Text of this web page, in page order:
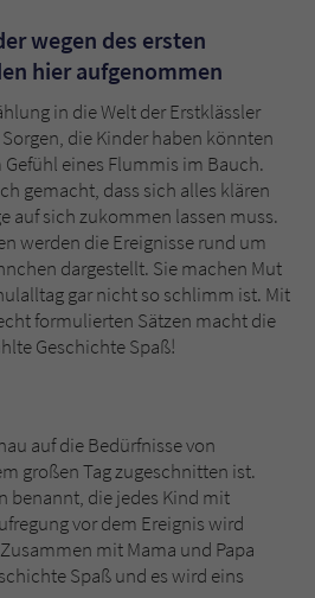
wegen des ersten
hier aufgenommen
in die Welt der Erstklässler
die Kinder haben könnten
eines Flummis im Bauch.
gemacht, dass sich alles klären
auf sich zukommen lassen muss.
werden die Ereignisse rund um
dargestellt. Sie machen Mut
gar nicht so schlimm ist. Mit
formulierten Sätzen macht die
Geschichte Spaß!
auf die Bedürfnisse von
großen Tag zugeschnitten ist.
benannt, die jedes Kind mit
vor dem Ereignis wird
mit Mama und Papa
Spaß und es wird eins